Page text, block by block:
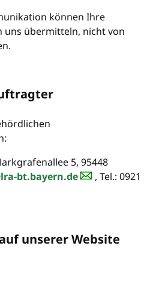
können Ihre
uns übermitteln, nicht von
5, 95448
bt.bayern.de
, Tel.: 0921
unserer Website